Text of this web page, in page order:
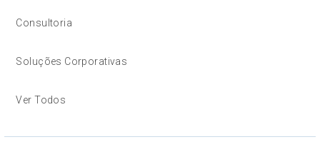
Consultoria
Soluções Corporativas
Ver Todos